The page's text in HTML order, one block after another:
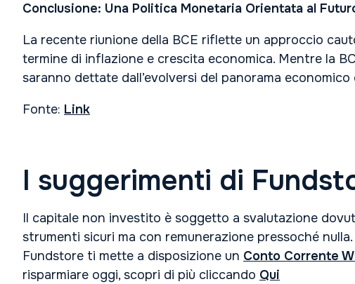
Conclusione: Una Politica Monetaria Orientata al
La recente riunione della BCE riflette un approccio
termine di inflazione e crescita economica. Mentre la
saranno dettate dall’evolversi del panorama
Fonte: Link
I suggerimenti di
Il capitale non investito è soggetto a svalutazione
strumenti sicuri ma con remunerazione pressoché nulla.
Fundstore ti mette a disposizione un Conto Corrente
risparmiare oggi, scopri di più cliccando Qui